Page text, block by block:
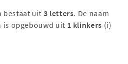
bestaat uit 3 letters. De naam
is opgebouwd uit 1 klinkers (i)